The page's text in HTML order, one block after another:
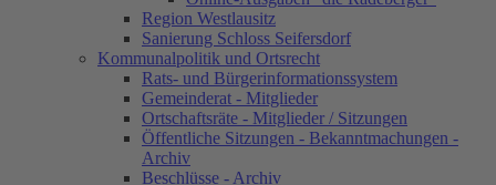
Region Westlausitz
Sanierung Schloss Seifersdorf
Kommunalpolitik und Ortsrecht
Rats- und Bürgerinformationssystem
Gemeinderat - Mitglieder
Ortschaftsräte - Mitglieder / Sitzungen
Öffentliche Sitzungen - Bekanntmachungen -
Archiv
Beschlüsse - Archiv